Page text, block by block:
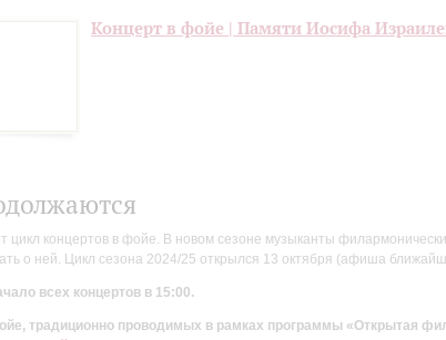
Концерт в фойе | Памяти Иосифа
концертов в фойе. В новом сезоне музыканты
о ней. Цикл сезона 2024/25 открылся 13 октября (афиша
всех концертов в 15:00.
традиционно проводимых в рамках программы «Открытая